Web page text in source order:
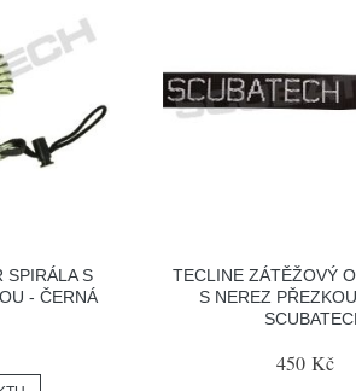
SPIRÁLA S
- ČERNÁ
TECLINE ZÁTĚŽOVÝ
S NEREZ
450 Kč